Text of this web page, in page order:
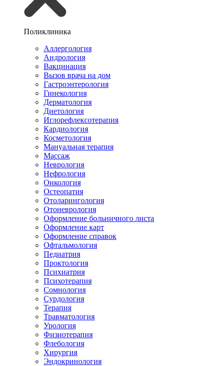
Поликлиника
Аллергология
Андрология
Вакцинация
Вызов врача на дом
Гастроэнтерология
Гинекология
Дерматология
Диетология
Иглорефлексотерапия
Кардиология
Косметология
Мануальная терапия
Массаж
Неврология
Нефрология
Онкология
Остеопатия
Отоларингология
Отоневрология
Оформление больничного листа
Оформление карт
Оформление справок
Офтальмология
Педиатрия
Проктология
Психиатрия
Психотерапия
Сомнология
Сурдология
Терапия
Травматология
Урология
Физиотерапия
Флебология
Хирургия
Эндокринология